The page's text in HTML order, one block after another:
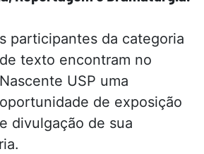
s participantes da categoria
de texto encontram no
Nascente USP uma
oportunidade de exposição
e divulgação de sua